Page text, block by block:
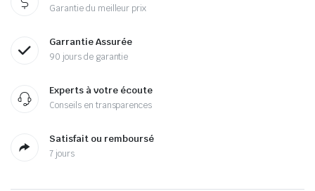
Garantie du meilleur prix
Garrantie Assurée
90 jours de garantie
Experts à votre écoute
Conseils en transparences
Satisfait ou remboursé
7 jours